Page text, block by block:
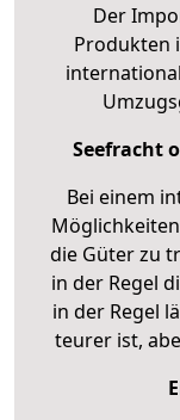
Der
Produkten
Seefracht
Bei einem
die Güter zu
in der Regel
in der Regel
teurer ist,